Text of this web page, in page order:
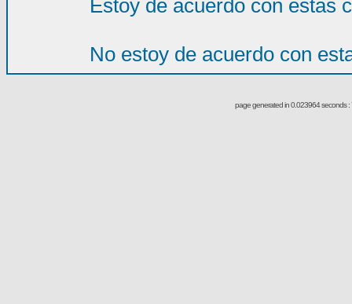
Estoy de acuerdo con estas
No estoy de acuerdo con
page generated in 0.023964 seconds :